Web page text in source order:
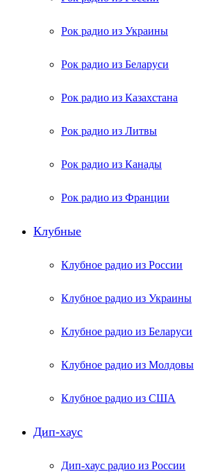
Рок радио из Украины
Рок радио из Беларуси
Рок радио из Казахстана
Рок радио из Литвы
Рок радио из Канады
Рок радио из Франции
Клубные
Клубное радио из России
Клубное радио из Украины
Клубное радио из Беларуси
Клубное радио из Молдовы
Клубное радио из США
Дип-хаус
Дип-хаус радио из России